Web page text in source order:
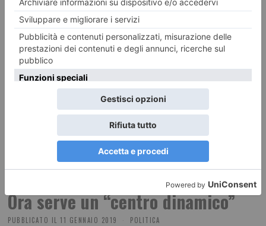
alternativaall’attuale maggioranza di governo o, in subordine, alla
futura coalizione di centro destra. La fase politica che si è aperta
richiede, come ovvio, nuovi soggetti politici e nuovi progetti politici.
E un “centro dinamico”, adesso, e’ indispensabile per ridare
qualità alla democrazia e un futuro
credibile alla stessa stabilità di governo. Ed è per questo motivo
che e’ necessaria e sempre piùindispensabile una presenza
politica popolare, cattolico democratica e di ispirazione cristiana
nostro paese.
Ora serve un “centro dinamico”
PUBBLICATO IL 11 GENNAIO 2019 POLITICA